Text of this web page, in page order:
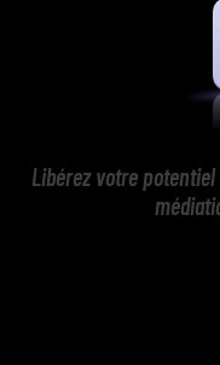
Libérez votre